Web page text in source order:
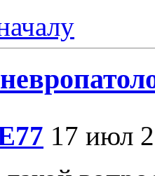
17 июл